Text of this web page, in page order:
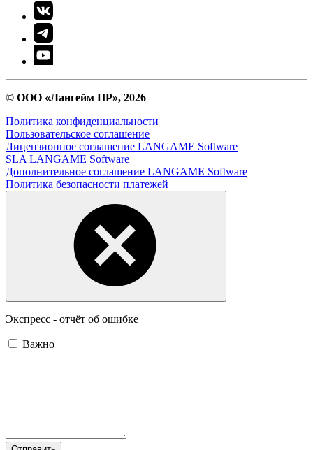
© ООО «Лангейм ПР», 2026
Политика конфиденциальности
Пользовательское соглашение
Лицензионное соглашение LANGAME Software
SLA LANGAME Software
Дополнительное соглашение LANGAME Software
Политика безопасности платежей
Экспресс - отчёт об ошибке
Важно